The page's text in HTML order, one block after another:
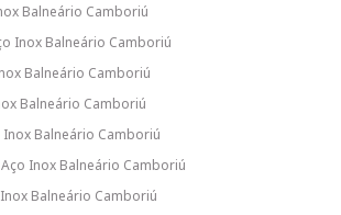
Balneário Camboriú
Inox Balneário Camboriú
Balneário Camboriú
Balneário Camboriú
Balneário Camboriú
Inox Balneário Camboriú
Balneário Camboriú